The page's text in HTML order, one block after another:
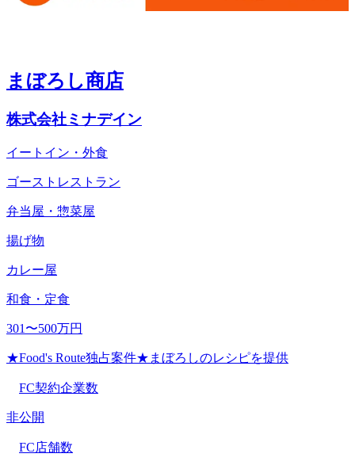
まぼろし商店
株式会社ミナデイン
イートイン・外食
ゴーストレストラン
弁当屋・惣菜屋
揚げ物
カレー屋
和食・定食
301〜500万円
★Food's Route独占案件★まぼろしのレシピを提供
FC契約企業数
非公開
FC店舗数